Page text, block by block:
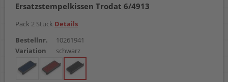
Ersatzstempelkissen Trodat 6/4913
Pack 2 Stück Details
Bestellnr.
10261941
Variation
schwarz